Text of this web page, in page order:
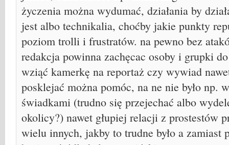
życzenia można wydumać, działania by
jest albo technikalia, choćby jakie punkty
poziom trolli i frustratów. na pewno bez
redakcja powinna zachęcac osoby i grupki
wziąć kamerkę na reportaż czy wywiad
posklejać można pomóc, na ne nie było np.
świadkami (trudno się przejechać albo
okolicy?) nawet głupiej relacji z prostestów
wielu innych, jakby to trudne było a zamiast